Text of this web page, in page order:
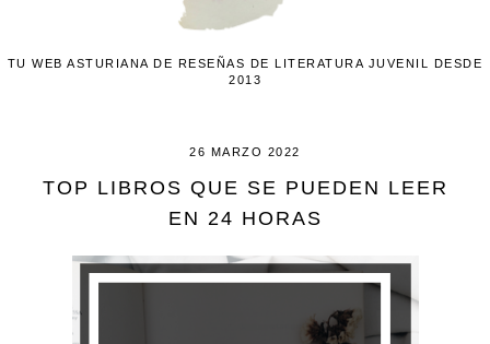
TU WEB ASTURIANA DE RESEÑAS DE LITERATURA JUVENIL DESDE
2013
26 MARZO 2022
TOP LIBROS QUE SE PUEDEN LEER
EN 24 HORAS